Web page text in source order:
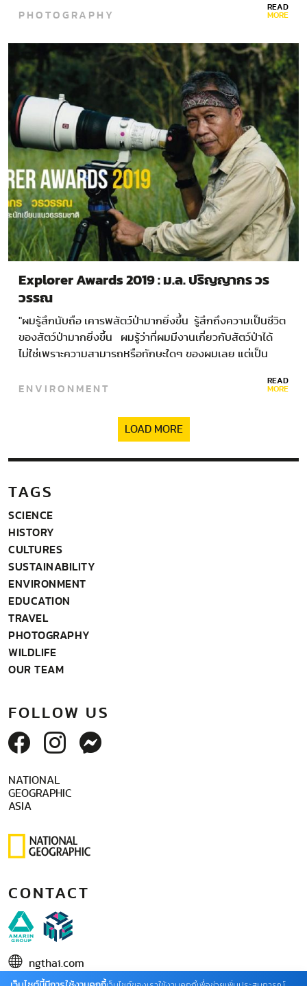
PHOTOGRAPHY READ
MORE
Explorer Awards 2019 : ม.ล. ปริญญากร วร
วรรณ
"ผมรู้สึกนับถือ เคารพสัตว์ป่ามากยิ่งขึ้น รู้สึกถึงความเป็นชีวิต
ของสัตว์ป่ามากยิ่งขึ้น ผมรู้ว่าที่ผมมีงานเกี่ยวกับสัตว์ป่าได้
ไม่ใช่เพราะความสามารถหรือทักษะใดๆ ของผมเลย แต่เป็น
ENVIRONMENT READ
MORE
LOAD MORE
TAGS
SCIENCE
HISTORY
CULTURES
SUSTAINABILITY
ENVIRONMENT
EDUCATION
TRAVEL
PHOTOGRAPHY
WILDLIFE
OUR TEAM
FOLLOW US
NATIONAL
GEOGRAPHIC
ASIA
CONTACT
ngthai.com
บริษัท เอเอ็มอี อิมเมจิเนทีฟ จำกัด